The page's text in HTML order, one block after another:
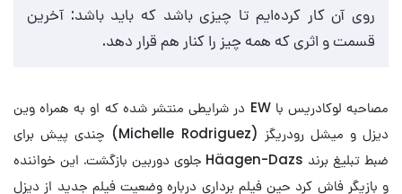
روی آن کار کرده‌ایم تا چیزی باشد که باید باشد: آخرین
قسمت و اثری که همه چیز را کنار هم قرار دهد.
مصاحبه لوکادریس با EW در شرایطی منتشر شده که او به همراه وین
دیزل و میشل رودریگز (Michelle Rodriguez) چندی پیش برای
ضبط تبلیغ برند Häagen-Dazs جلوی دوربین بازگشت. این خواننده
و بازیگر فاش کرد حین فیلم‌ برداری درباره وضعیت فیلم جدید از دیزل